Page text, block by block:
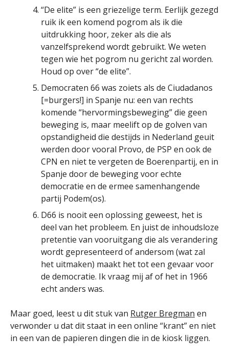
“De elite” is een griezelige term. Eerlijk gezegd
ruik ik een komend pogrom als ik die
uitdrukking hoor, zeker als die als
vanzelfsprekend wordt gebruikt. We weten
tegen wie het pogrom nu gericht zal worden.
Houd op over “de elite”.
Democraten 66 was zoiets als de Ciudadanos
[=burgers!] in Spanje nu: een van rechts
komende “hervormingsbeweging” die geen
beweging is, maar meelift op de golven van
opstandigheid die destijds in Nederland geuit
werden door vooral Provo, de PSP en ook de
CPN en niet te vergeten de Boerenpartij, en in
Spanje door de beweging voor echte
democratie en de ermee samenhangende
partij Podem(os).
D66 is nooit een oplossing geweest, het is
deel van het probleem. En juist de inhoudsloze
pretentie van vooruitgang die als verandering
wordt gepresenteerd of andersom (wat zal
het uitmaken) maakt het tot een gevaar voor
de democratie. Ik vraag mij af of het in 1966
echt anders was.
Maar goed, leest u dit stuk van Rutger Bregman en
verwonder u dat dit staat in een online “krant” en niet
in een van de papieren dingen die in de kiosk liggen.